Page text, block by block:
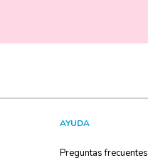
AYUDA
Preguntas frecuentes